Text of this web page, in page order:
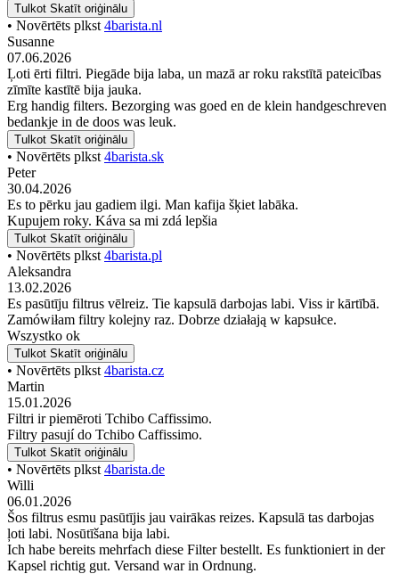
Tulkot Skatīt oriģinālu
• Novērtēts plkst 4barista.nl
Susanne
07.06.2026
Ļoti ērti filtri. Piegāde bija laba, un mazā ar roku rakstītā pateicības
zīmīte kastītē bija jauka.
Erg handig filters. Bezorging was goed en de klein handgeschreven
bedankje in de doos was leuk.
Tulkot Skatīt oriģinālu
• Novērtēts plkst 4barista.sk
Peter
30.04.2026
Es to pērku jau gadiem ilgi. Man kafija šķiet labāka.
Kupujem roky. Káva sa mi zdá lepšia
Tulkot Skatīt oriģinālu
• Novērtēts plkst 4barista.pl
Aleksandra
13.02.2026
Es pasūtīju filtrus vēlreiz. Tie kapsulā darbojas labi. Viss ir kārtībā.
Zamówiłam filtry kolejny raz. Dobrze działają w kapsułce.
Wszystko ok
Tulkot Skatīt oriģinālu
• Novērtēts plkst 4barista.cz
Martin
15.01.2026
Filtri ir piemēroti Tchibo Caffissimo.
Filtry pasují do Tchibo Caffissimo.
Tulkot Skatīt oriģinālu
• Novērtēts plkst 4barista.de
Willi
06.01.2026
Šos filtrus esmu pasūtījis jau vairākas reizes. Kapsulā tas darbojas
ļoti labi. Nosūtīšana bija labi.
Ich habe bereits mehrfach diese Filter bestellt. Es funktioniert in der
Kapsel richtig gut. Versand war in Ordnung.